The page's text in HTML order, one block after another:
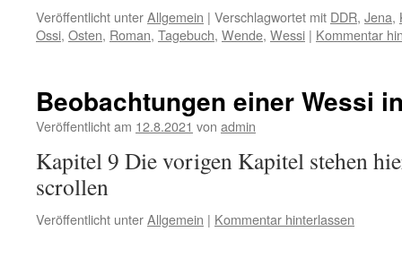
Veröffentlicht unterAllgemein | Verschlagwortet mit DDR, Jena,
Ossi, Osten, Roman, Tagebuch, Wende, Wessi | Kommentar
Beobachtungen einer Wessi
Veröffentlicht am 12.8.2021 von admin
Kapitel 9 Die vorigen Kapitel stehen
scrollen
Veröffentlicht unterAllgemein | Kommentar hinterlassen